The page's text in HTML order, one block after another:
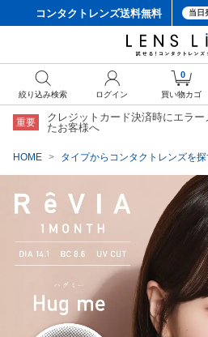
コンタクトレンズ送料無料 当日
重要
クレジットカード決済時にエラ
たお客様へ
HOME タイプからコンタクトレンズを
絞り込み検索 ログイン
0
買い物カゴ
クーポン